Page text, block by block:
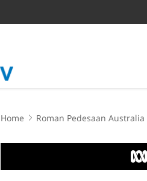
Home Roman Pedesaan